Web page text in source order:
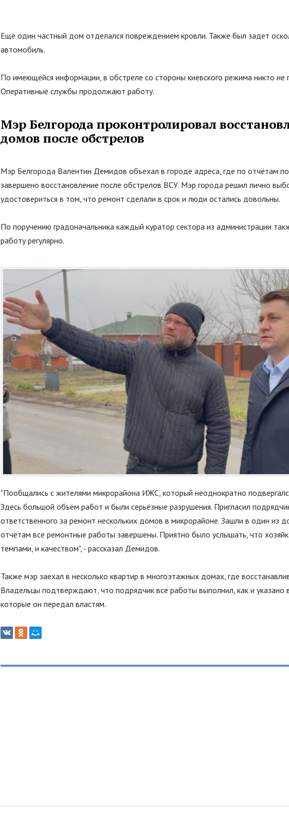
Ещё один частный дом отделался повреждением кровли. Также был задет
автомобиль.
По имеющейся информации, в обстреле со стороны киевского режима никто не
Оперативные службы продолжают работу.
Мэр Белгорода проконтролировал
домов после обстрелов
Мэр Белгорода Валентин Демидов объехал в городе адреса, где по отчётам
завершено восстановление после обстрелов ВСУ. Мэр города решил лично
удостовериться в том, что ремонт сделали в срок и люди остались довольны.
По поручению градоначальника каждый куратор сектора из администрации
работу регулярно.
"Пообщались с жителями микрорайона ИЖС, который неоднократно
Здесь большой объём работ и были серьёзные разрушения. Пригласил
ответственного за ремонт нескольких домов в микрорайоне. Зашли в один из
отчётам все ремонтные работы завершены. Приятно было услышать, что
темпами, и качеством", - рассказал Демидов.
Также мэр заехал в несколько квартир в многоэтажных домах, где
Владельцы подтверждают, что подрядчик все работы выполнил, как и указано
которые он передал властям.